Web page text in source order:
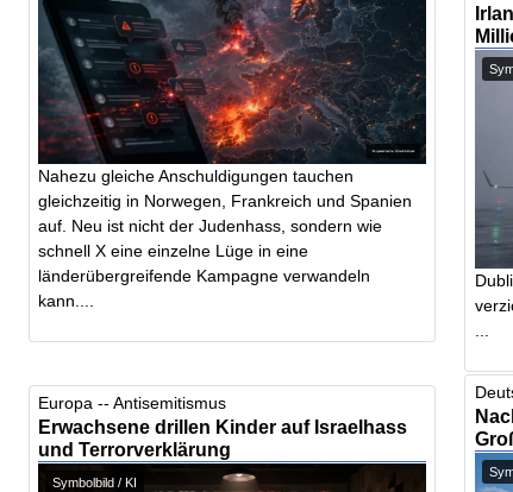
Nahezu gleiche Anschuldigungen tauchen
gleichzeitig in Norwegen, Frankreich und Spanien
auf. Neu ist nicht der Judenhass, sondern wie
schnell X eine einzelne Lüge in eine
länderübergreifende Kampagne verwandeln
kann....
Europa -- Antisemitismus
Erwachsene drillen Kinder auf Israelhass
und Terrorverklärung
Symbolbild / KI